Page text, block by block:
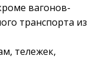
вагонов-
транспорта из
тележек,